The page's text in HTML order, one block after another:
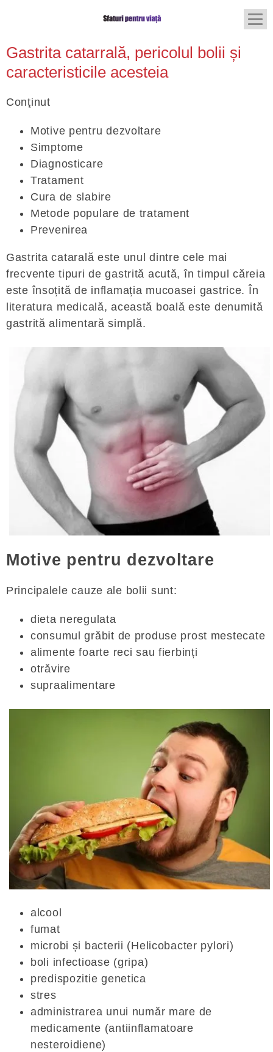
Gastrita catarrală, pericolul bolii și
caracteristicile acesteia
Conţinut
Motive pentru dezvoltare
Simptome
Diagnosticare
Tratament
Cura de slabire
Metode populare de tratament
Prevenirea
Gastrita catarală este unul dintre cele mai
frecvente tipuri de gastrită acută, în timpul căreia
este însoțită de inflamația mucoasei gastrice. În
literatura medicală, această boală este denumită
gastrită alimentară simplă.
Motive pentru dezvoltare
Principalele cauze ale bolii sunt:
dieta neregulata
consumul grăbit de produse prost mestecate
alimente foarte reci sau fierbinți
otrăvire
supraalimentare
alcool
fumat
microbi și bacterii (Helicobacter pylori)
boli infectioase (gripa)
predispozitie genetica
stres
administrarea unui număr mare de
medicamente (antiinflamatoare
nesteroidiene)